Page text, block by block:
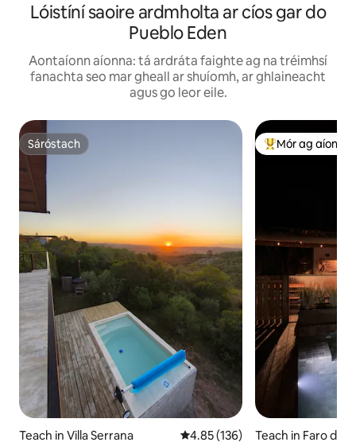
Lóistíní saoire ardmholta ar cíos gar do
Pueblo Eden
Aontaíonn aíonna: tá ardráta faighte ag na tréimhsí
fanachta seo mar gheall ar shuíomh, ar ghlaineacht
agus go leor eile.
Sáróstach
Sáróstach
Teach in Villa Serrana Meánrátáil 4.85 as 5, 136
4.85 (136)
An-mhór ag
Mór ag aíonna
Teach in Faro de